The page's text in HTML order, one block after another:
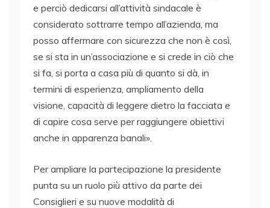
e perciò dedicarsi all’attività sindacale è
considerato sottrarre tempo all’azienda, ma
posso affermare con sicurezza che non è così,
se si sta in un’associazione e si crede in ciò che
si fa, si porta a casa più di quanto si dà, in
termini di esperienza, ampliamento della
visione, capacità di leggere dietro la facciata e
di capire cosa serve per raggiungere obiettivi
anche in apparenza banali».
Per ampliare la partecipazione la presidente
punta su un ruolo più attivo da parte dei
Consiglieri e su nuove modalità di